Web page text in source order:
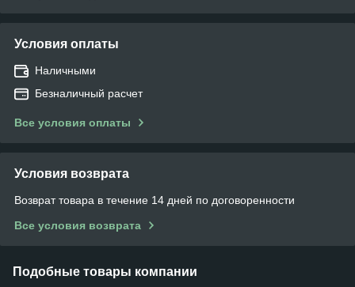
Условия оплаты
Наличными
Безналичный расчет
Все условия оплаты
Условия возврата
Возврат товара в течение 14 дней по договоренности
Все условия возврата
Подобные товары компании